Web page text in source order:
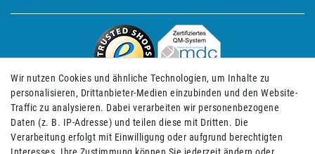
Impressum Daten­schutz­erklärung AGB
Wir nutzen Cookies und ähnliche Technologien, um Inhalte zu
personalisieren, Drittanbieter-Medien einzubinden und den Website-
Traffic zu analysieren. Dabei verarbeiten wir personenbezogene
Daten (z. B. IP-Adresse) und teilen diese mit Dritten. Die
Verarbeitung erfolgt mit Einwilligung oder aufgrund berechtigten